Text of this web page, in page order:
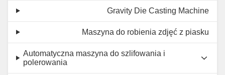
Gravity Die Casting Machine
Maszyna do robienia zdjęć z piasku
Automatyczna maszyna do szlifowania i
polerowania